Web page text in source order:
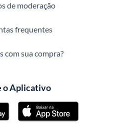
de moderação
frequentes
com sua compra?
o Aplicativo